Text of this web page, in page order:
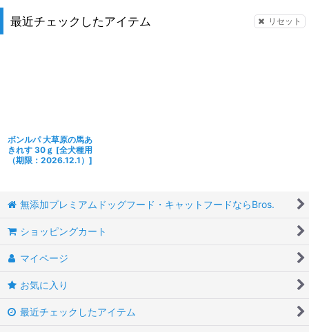
最近チェックしたアイテム リセット
ボンルパ 大草原の馬あ
きれす 30ｇ [全犬種用
（期限：2026.12.1） ]
無添加プレミアムドッグフード・キャットフードならBros.
ショッピングカート
マイページ
お気に入り
最近チェックしたアイテム